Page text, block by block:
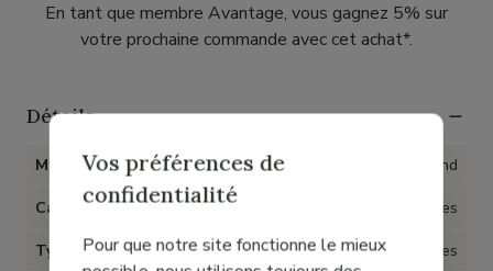
En tant que membre Avantage, vous gagnez 5% sur
votre prochaine commande avec cet achat*.
Détails
Marque Westland
Catégorie Chaussures
Type d'article Pantoufles
Vos préférences de
confidentialité
Pour que notre site fonctionne le mieux